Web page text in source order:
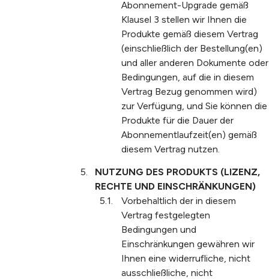
Abonnement-Upgrade gemäß
Klausel 3 stellen wir Ihnen die
Produkte gemäß diesem Vertrag
(einschließlich der Bestellung(en)
und aller anderen Dokumente oder
Bedingungen, auf die in diesem
Vertrag Bezug genommen wird)
zur Verfügung, und Sie können die
Produkte für die Dauer der
Abonnementlaufzeit(en) gemäß
diesem Vertrag nutzen.
NUTZUNG DES PRODUKTS (LIZENZ,
RECHTE UND EINSCHRÄNKUNGEN)
Vorbehaltlich der in diesem
Vertrag festgelegten
Bedingungen und
Einschränkungen gewähren wir
Ihnen eine widerrufliche, nicht
ausschließliche, nicht